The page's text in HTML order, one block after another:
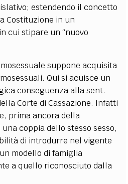
estendendo il concetto
Costituzione in un
cui stipare un “nuovo
suppone acquisita
Qui si acuisce un
conseguenza alla sent.
Corte di Cassazione. Infatti
prima ancora della
coppia dello stesso sesso,
di introdurre nel vigente
modello di famiglia
a quello riconosciuto dalla